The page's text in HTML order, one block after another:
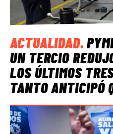
ACTUALIDAD.
UN TERCIO
LOS ÚLTIMOS
TANTO ANTICIPÓ